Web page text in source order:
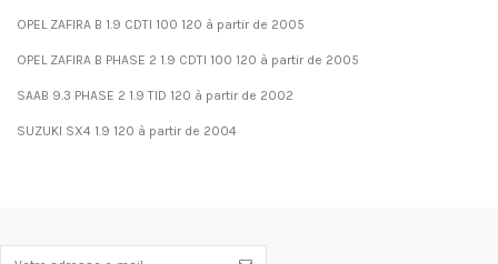
OPEL ZAFIRA B 1.9 CDTI 100 120 à partir de 2005
OPEL ZAFIRA B PHASE 2 1.9 CDTI 100 120 à partir de 2005
SAAB 9.3 PHASE 2 1.9 TID 120 à partir de 2002
SUZUKI SX4 1.9 120 à partir de 2004